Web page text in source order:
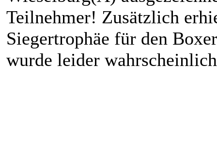
Teilnehmer! Zusätzlich
Siegertrophäe für den
wurde leider